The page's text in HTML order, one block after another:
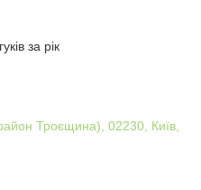
за рік
Троєщина), 02230, Київ,